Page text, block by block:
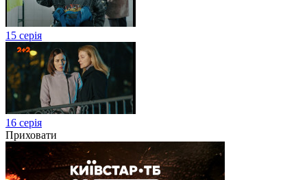
15 серія
16 серія
Приховати